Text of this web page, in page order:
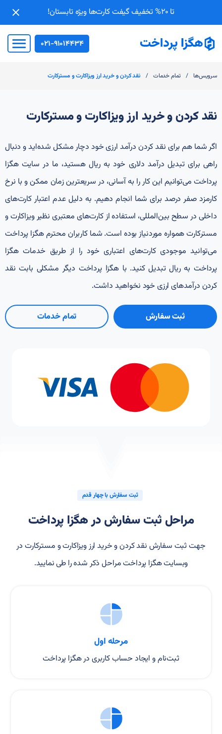
تا 20% تخفیف گیفت کارت‌ها ویژه تابستان!
021-91014434
سرویس‌ها / تمام خدمات / نقد کردن و خرید ارز ویزاکارت و مسترکارت
نقد کردن و خرید ارز ویزاکارت و مسترکارت
اگر شما هم برای نقد کردن درآمد ارزی خود دچار مشکل شده‌اید و دنبال
راهی برای تبدیل درآمد دلاری خود به ریال هستید، ما در سایت هگزا
پرداخت می‌توانیم این کار را به آسانی، در سریعترین زمان ممکن و با نرخ
کارمزد صفر درصد برای شما انجام دهیم. به دلیل عدم اعتبار کارت‌های
داخلی در سطح‌ بین‌المللی، استفاده از کارت‌های معتبری نظیر ویزا‌کارت و
مسترکارت همواره مورد‌نیاز بوده است. شما کاربران محترم هگزا پرداخت
می‌توانید موجودی کارت‌های اعتباری خود را از طریق خدمات هگزا
پرداخت به ریال تبدیل کنید. با هگزا پرداخت دیگر مشکلی بابت نقد
کردن درآمدهای ارزی خود نخواهید داشت.
ثبت سفارش تمام خدمات
ثبت سفارش با چهار قدم
مراحل ثبت سفارش در هگزا پرداخت
جهت ثبت سفارش نقد کردن و خرید ارز ویزاکارت و مسترکارت در
وبسایت هگزا پرداخت مراحل ذکر شده را طی نمایید.
مرحله اول
ثبت‌نام و ایجاد حساب کاربری در هگزا پرداخت